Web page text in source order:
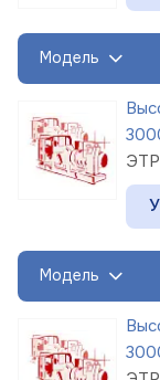
Модель
Модель